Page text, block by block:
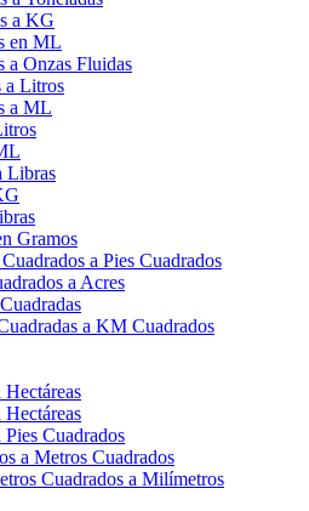
a KG
en ML
a Onzas Fluidas
a Litros
a ML
Libras
Gramos
a Pies Cuadrados
a Acres
a KM Cuadrados
Cuadrados
a Metros Cuadrados
Cuadrados a Milímetros